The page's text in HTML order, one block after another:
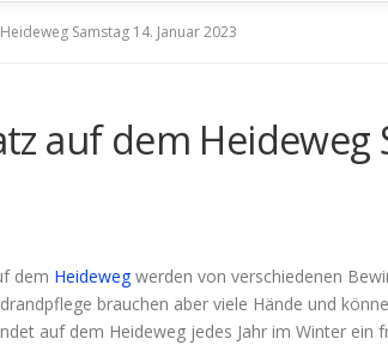
Samstag 14. Januar 2023
auf dem Heideweg
dem Heidewegwerden von verschiedenen
brauchen aber viele Hände und
auf dem Heideweg jedes Jahr im Winter ein